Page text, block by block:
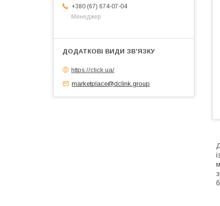
+380 (67) 674-07-04
Менеджер
https://click.ua/
marketplace@dclink.group